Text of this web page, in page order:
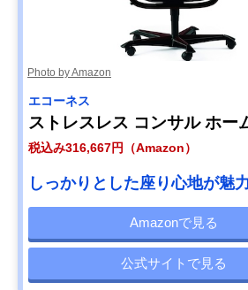
Photo by Amazon
エコーネス
ストレスレス コンサル ホー
税込み316,667円（Amazon）
しっかりとした座り心地が魅力
Amazonで見る
公式サイトで見る